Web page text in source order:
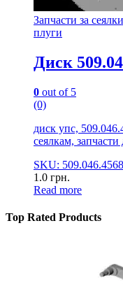
Запчасти за
плуги
Диск
0 out of 5
(0)
диск упс,
сеялкам, запчасти
SKU:
1.0 грн.
Read more
Top Rated Products